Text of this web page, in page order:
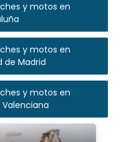
y motos en
y motos en
de Madrid
y motos en